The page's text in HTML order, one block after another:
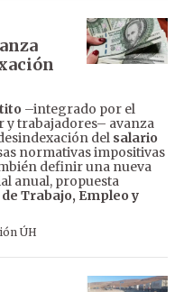
–integrado por el
y trabajadores– avanza
del salario
normativas impositivas
definir una nueva
anual, propuesta
Trabajo, Empleo y
ÚH